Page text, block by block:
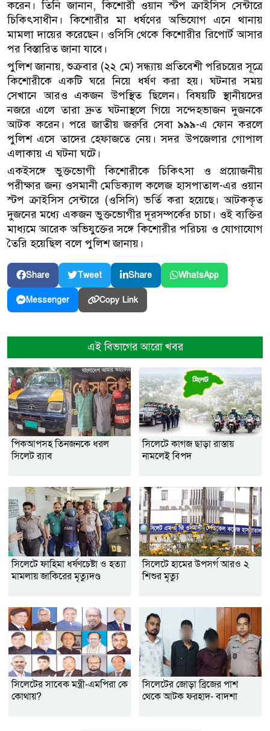
করেন। তিনি জানান, কিশোরী ওয়ান স্টপ ক্রাইসিস সেন্টারে
চিকিৎসাধীন। কিশোরীর মা ধর্ষণের অভিযোগ এনে থানায়
মামলা দায়ের করেছেন। ওসিসি থেকে কিশোরীর রিপোর্ট আসার
পর বিস্তারিত জানা যাবে।
পুলিশ জানায়, ‍শুক্রবার (২২ মে) সন্ধ্যায় প্রতিবেশী পরিচয়ের সূত্রে
কিশোরীকে একটি ঘরে নিয়ে ধর্ষণ করা হয়। ঘটনার সময়
সেখানে আরও একজন উপস্থিত ছিলেন। বিষয়টি স্থানীয়দের
নজরে এলে তারা দ্রুত ঘটনাস্থলে গিয়ে সন্দেহভাজন দুজনকে
আটক করেন। পরে জাতীয় জরুরি সেবা ৯৯৯-এ ফোন করলে
পুলিশ এসে তাদের হেফাজতে নেয়। সদর উপজেলার গোপাল
এলাকায় এ ঘটনা ঘটে।
একইসঙ্গে ভুক্তভোগী কিশোরীকে চিকিৎসা ও প্রয়োজনীয়
পরীক্ষার জন্য ওসমানী মেডিক্যাল কলেজ হাসপাতাল-এর ওয়ান
স্টপ ক্রাইসিস সেন্টারে (ওসিসি) ভর্তি করা হয়েছে। আটককৃত
দুজনের মধ্যে একজন ভুক্তভোগীর দূরসম্পর্কের চাচা। ওই ব্যক্তির
মাধ্যমে আরেক অভিযুক্তের সঙ্গে কিশোরীর পরিচয় ও যোগাযোগ
তৈরি হয়েছিল বলে পুলিশ জানায়।
Share Tweet Share WhatsApp
Messenger Copy Link
এই বিভাগের আরো খবর
পিকআপসহ তিনজনকে ধরল
সিলেট র‌্যাব
সিলেটে কাগজ ছাড়া রাস্তায়
নামলেই বিপদ
সিলেটে ফাহিমা ধর্ষণচেষ্টা ও হত্যা
মামলায় জাকিরের মৃত্যুদণ্ড
সিলেটে হামের উপসর্গ আরও ২
শিশুর মৃত্যু
সিলেটের সাবেক মন্ত্রী-এমপিরা কে
কোথায়?
সিলেটের জোড়া ব্রিজের পাশ
থেকে আটক ফরহাদ- বাদশা